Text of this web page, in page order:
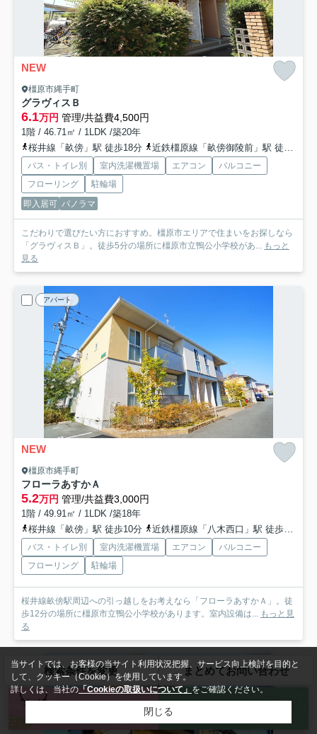
NEW
橿原市縄手町
グラヴィスＢ
6.1万円 管理/共益費4,500円
1階 / 46.71㎡ / 1LDK /築20年
桜井線「畝傍」駅 徒歩18分
近鉄橿原線「畝傍御陵前」駅 徒歩22分
バス・トイレ別 室内洗濯機置場 エアコン
バルコニー
フローリング
駐輪場
即入居可 パノラマ
こだわりで選びたい方におすすめ。橿原市エリアで住まいをお探しなら
「グラヴィスＢ」。徒歩5分の場所に橿原市立鴨公小学校があ... もっと
見る
アパート
NEW
橿原市縄手町
フローラあすかＡ
5.2万円 管理/共益費3,000円
1階 / 49.91㎡ / 1LDK /築18年
桜井線「畝傍」駅 徒歩10分
近鉄橿原線「八木西口」駅 徒歩14分
バス・トイレ別 室内洗濯機置場 エアコン
バルコニー
フローリング
駐輪場
桜井線畝傍駅周辺への引っ越しをお考えなら「フローラあすかＡ」。徒
歩12分の場所に橿原市立鴨公小学校があります。室内設備は... もっと見
る
アパート
検索条件を変更 まとめてお問い合わせ
来店予約 お問い合わせ
当サイトでは、お客様の当サイト利用状況把握、サービス向上検討を目的と
して、クッキー（Cookie）を使用しています。
詳しくは、当社の 「Cookieの取扱いについて」 をご確認ください。
閉じる